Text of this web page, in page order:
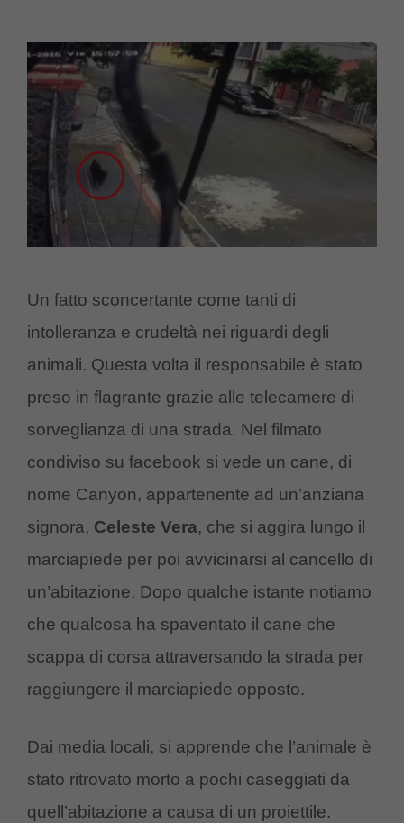
Un fatto sconcertante come tanti di
intolleranza e crudeltà nei riguardi degli
animali. Questa volta il responsabile è stato
preso in flagrante grazie alle telecamere di
sorveglianza di una strada. Nel filmato
condiviso su facebook si vede un cane, di
nome Canyon, appartenente ad un’anziana
signora, Celeste Vera, che si aggira lungo il
marciapiede per poi avvicinarsi al cancello di
un’abitazione. Dopo qualche istante notiamo
che qualcosa ha spaventato il cane che
scappa di corsa attraversando la strada per
raggiungere il marciapiede opposto.
Dai media locali, si apprende che l’animale è
stato ritrovato morto a pochi caseggiati da
quell’abitazione a causa di un proiettile.